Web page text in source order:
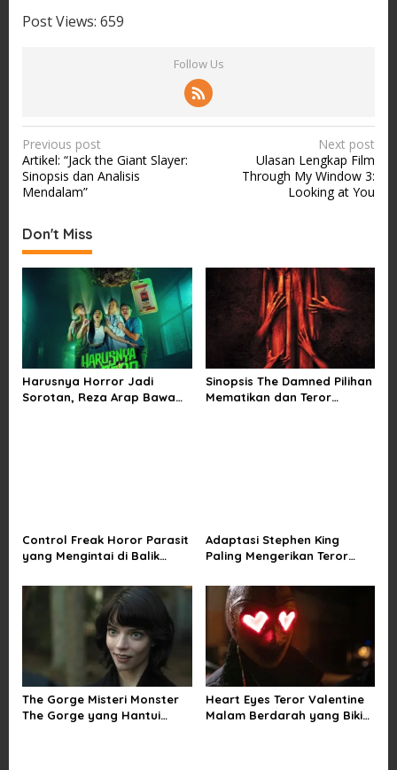
Post Views: 659
Follow Us
P
o
s
n
a
v
i
g
a
t
Previous post
Artikel: “Jack the Giant Slayer:
Sinopsis dan Analisis
Mendalam”
Next post
Ulasan Lengkap Film
Through My Window 3:
Looking at You
Don't Miss
Harusnya Horror Jadi
Sorotan, Reza Arap Bawa
Sinopsis The Damned Pilihan
Mematikan dan Teror
Control Freak Horor Parasit
yang Mengintai di Balik
Adaptasi Stephen King
Paling Mengerikan Teror
The Gorge Misteri Monster
The Gorge yang Hantui
Heart Eyes Teror Valentine
Malam Berdarah yang Bikin